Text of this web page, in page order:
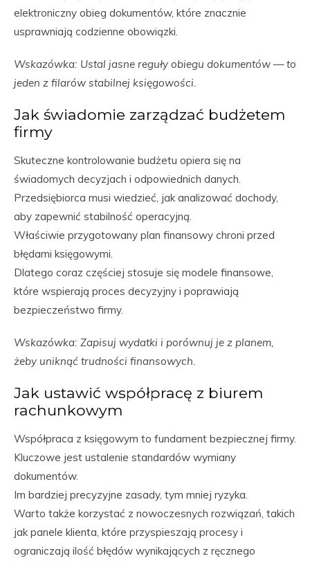
elektroniczny obieg dokumentów, które znacznie
usprawniają codzienne obowiązki.
Wskazówka: Ustal jasne reguły obiegu dokumentów — to
jeden z filarów stabilnej księgowości.
Jak świadomie zarządzać budżetem
firmy
Skuteczne kontrolowanie budżetu opiera się na
świadomych decyzjach i odpowiednich danych.
Przedsiębiorca musi wiedzieć, jak analizować dochody,
aby zapewnić stabilność operacyjną.
Właściwie przygotowany plan finansowy chroni przed
błędami księgowymi.
Dlatego coraz częściej stosuje się modele finansowe,
które wspierają proces decyzyjny i poprawiają
bezpieczeństwo firmy.
Wskazówka: Zapisuj wydatki i porównuj je z planem,
żeby uniknąć trudności finansowych.
Jak ustawić współpracę z biurem
rachunkowym
Współpraca z księgowym to fundament bezpiecznej firmy.
Kluczowe jest ustalenie standardów wymiany
dokumentów.
Im bardziej precyzyjne zasady, tym mniej ryzyka.
Warto także korzystać z nowoczesnych rozwiązań, takich
jak panele klienta, które przyspieszają procesy i
ograniczają ilość błędów wynikających z ręcznego